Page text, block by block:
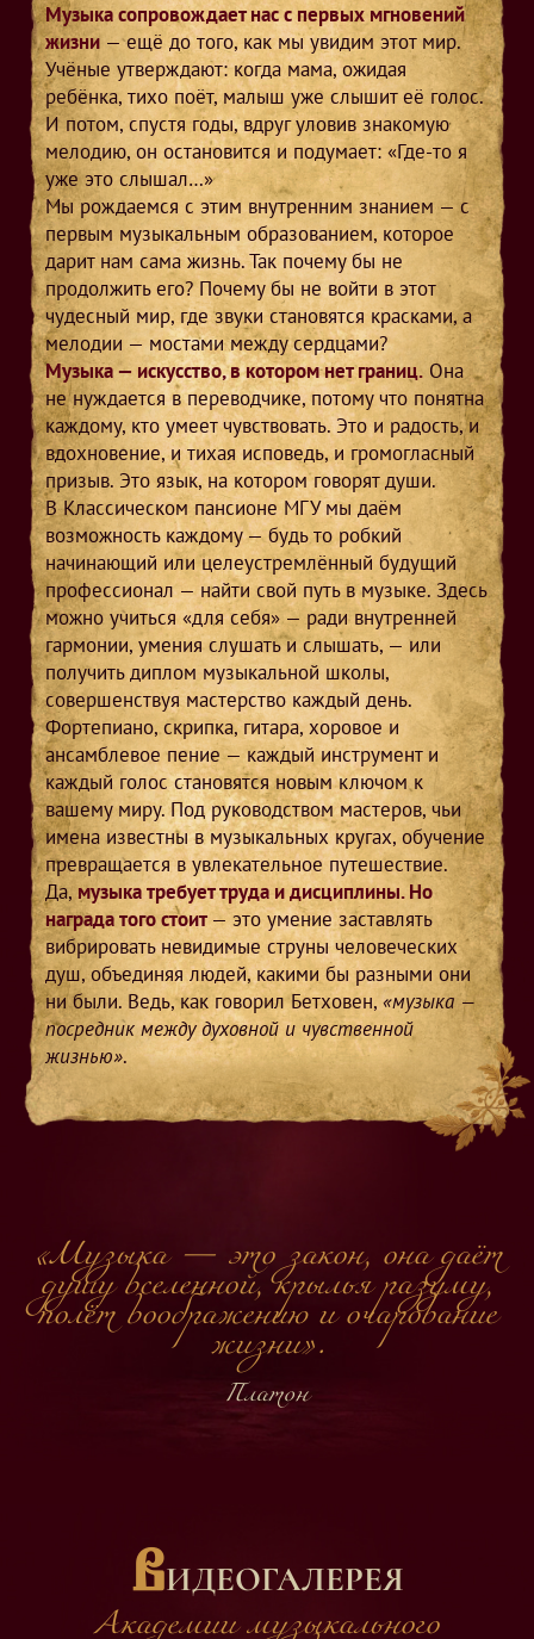
Музыка сопровождает нас с первых мгновений
жизни — ещё до того, как мы увидим этот мир.
Учёные утверждают: когда мама, ожидая
ребёнка, тихо поёт, малыш уже слышит её голос.
И потом, спустя годы, вдруг уловив знакомую
мелодию, он остановится и подумает: «Где-то я
уже это слышал…»
Мы рождаемся с этим внутренним знанием — с
первым музыкальным образованием, которое
дарит нам сама жизнь. Так почему бы не
продолжить его? Почему бы не войти в этот
чудесный мир, где звуки становятся красками, а
мелодии — мостами между сердцами?
Музыка — искусство, в котором нет границ. Она
не нуждается в переводчике, потому что понятна
каждому, кто умеет чувствовать. Это и радость, и
вдохновение, и тихая исповедь, и громогласный
призыв. Это язык, на котором говорят души.
В Классическом пансионе МГУ мы даём
возможность каждому — будь то робкий
начинающий или целеустремлённый будущий
профессионал — найти свой путь в музыке. Здесь
можно учиться «для себя» — ради внутренней
гармонии, умения слушать и слышать, — или
получить диплом музыкальной школы,
совершенствуя мастерство каждый день.
Фортепиано, скрипка, гитара, хоровое и
ансамблевое пение — каждый инструмент и
каждый голос становятся новым ключом к
вашему миру. Под руководством мастеров, чьи
имена известны в музыкальных кругах, обучение
превращается в увлекательное путешествие.
Да, музыка требует труда и дисциплины. Но
награда того стоит— это умение заставлять
вибрировать невидимые струны человеческих
душ, объединяя людей, какими бы разными они
ни были. Ведь, как говорил Бетховен,«музыка —
посредник между духовной и чувственной
жизнью».
«Музыка — это закон, она даёт
душу вселенной, крылья разуму,
полёт воображению и очарование
жизни».
Платон
ВИДЕОГАЛЕРЕЯ
Академии музыкального